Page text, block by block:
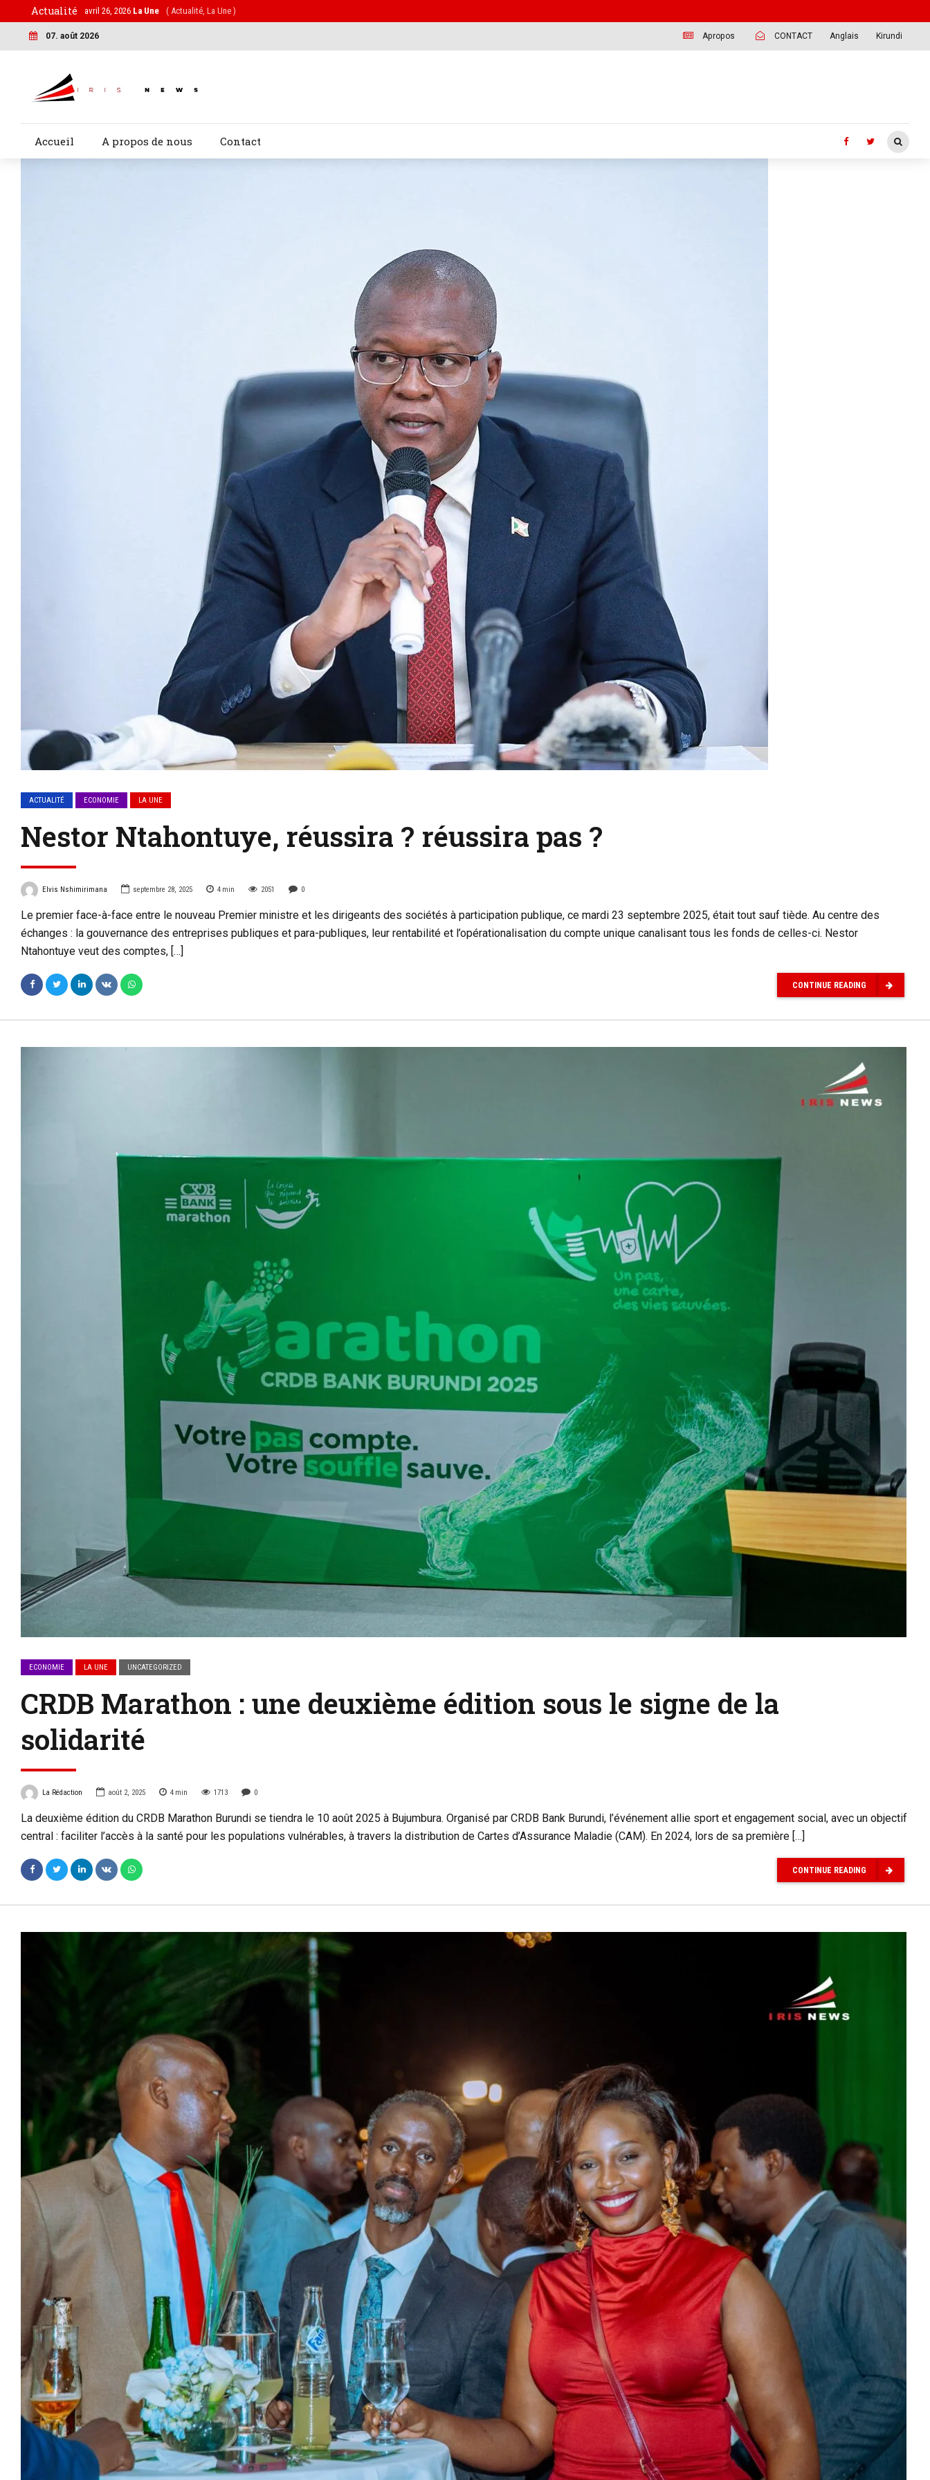
Actualité avril 26, 2026 La Une ( Actualité, La Une )
07. août 2026 Apropos CONTACT Anglais Kirundi
Accueil A propos de nous Contact
ACTUALITÉ ECONOMIE LA UNE
Nestor Ntahontuye, réussira ? réussira pas ?
Elvis Nshimirimana septembre 28, 2025 4 min 2051 0
Le premier face-à-face entre le nouveau Premier ministre et les dirigeants des sociétés à participation publique, ce mardi 23 septembre 2025, était tout sauf tiède. Au centre des
échanges : la gouvernance des entreprises publiques et para-publiques, leur rentabilité et l’opérationalisation du compte unique canalisant tous les fonds de celles-ci. Nestor
Ntahontuye veut des comptes, […]
CONTINUE READING
ECONOMIE LA UNE UNCATEGORIZED
CRDB Marathon : une deuxième édition sous le signe de la
solidarité
La Rédaction août 2, 2025 4 min 1713 0
La deuxième édition du CRDB Marathon Burundi se tiendra le 10 août 2025 à Bujumbura. Organisé par CRDB Bank Burundi, l’événement allie sport et engagement social, avec un objectif
central : faciliter l’accès à la santé pour les populations vulnérables, à travers la distribution de Cartes d’Assurance Maladie (CAM). En 2024, lors de sa première […]
CONTINUE READING